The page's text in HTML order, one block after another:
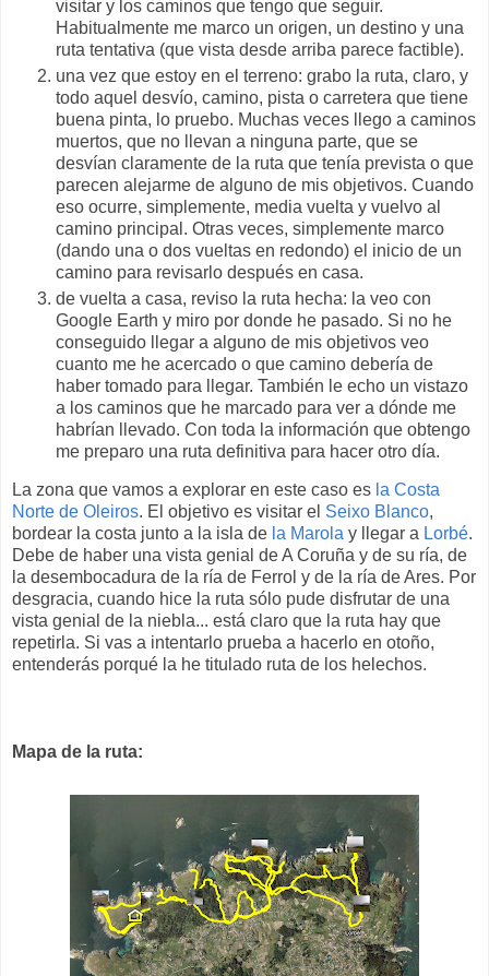
visitar y los caminos que tengo que seguir.
Habitualmente me marco un origen, un destino y una
ruta tentativa (que vista desde arriba parece factible).
una vez que estoy en el terreno: grabo la ruta, claro, y
todo aquel desvío, camino, pista o carretera que tiene
buena pinta, lo pruebo. Muchas veces llego a caminos
muertos, que no llevan a ninguna parte, que se
desvían claramente de la ruta que tenía prevista o que
parecen alejarme de alguno de mis objetivos. Cuando
eso ocurre, simplemente, media vuelta y vuelvo al
camino principal. Otras veces, simplemente marco
(dando una o dos vueltas en redondo) el inicio de un
camino para revisarlo después en casa.
de vuelta a casa, reviso la ruta hecha: la veo con
Google Earth y miro por donde he pasado. Si no he
conseguido llegar a alguno de mis objetivos veo
cuanto me he acercado o que camino debería de
haber tomado para llegar. También le echo un vistazo
a los caminos que he marcado para ver a dónde me
habrían llevado. Con toda la información que obtengo
me preparo una ruta definitiva para hacer otro día.
La zona que vamos a explorar en este caso es la Costa
Norte de Oleiros. El objetivo es visitar el Seixo Blanco,
bordear la costa junto a la isla de la Marola y llegar a Lorbé.
Debe de haber una vista genial de A Coruña y de su ría, de
la desembocadura de la ría de Ferrol y de la ría de Ares. Por
desgracia, cuando hice la ruta sólo pude disfrutar de una
vista genial de la niebla... está claro que la ruta hay que
repetirla. Si vas a intentarlo prueba a hacerlo en otoño,
entenderás porqué la he titulado ruta de los helechos.
Mapa de la ruta: